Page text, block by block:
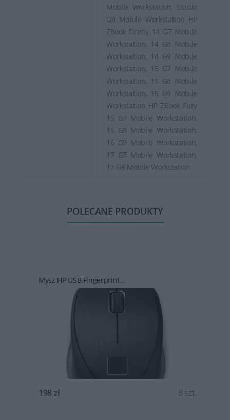
Mobile Workstation, Studio
G9 Mobile Workstation HP
ZBook Firefly 14 G7 Mobile
Workstation, 14 G8 Mobile
Workstation, 14 G9 Mobile
Workstation, 15 G7 Mobile
Workstation, 15 G8 Mobile
Workstation, 16 G9 Mobile
Workstation HP ZBook Fury
15 G7 Mobile Workstation,
15 G8 Mobile Workstation,
16 G9 Mobile Workstation,
17 G7 Mobile Workstation,
17 G8 Mobile Workstation
POLECANE PRODUKTY
Mysz HP USB Fingerprint...
198 zł 8 szt.